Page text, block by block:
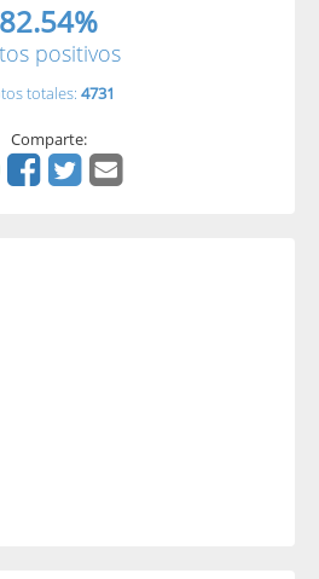
82.54%
positivos
totales: 4731
Comparte: